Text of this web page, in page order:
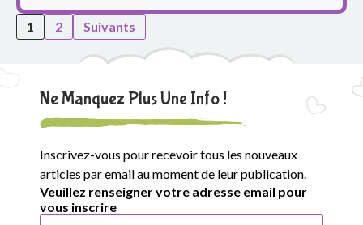
Pagination des publications
1 2 Suivants
Ne Manquez Plus Une Info !
Inscrivez-vous pour recevoir tous les nouveaux
articles par email au moment de leur publication.
Veuillez renseigner votre adresse email pour
vous inscrire